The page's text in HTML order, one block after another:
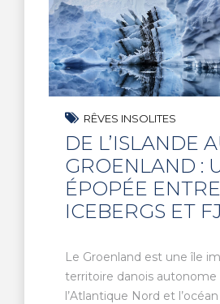
RÊVES INSOLITES
DE L’ISLANDE
GROENLAND :
ÉPOPÉE ENTRE
ICEBERGS ET
Le Groenland est une île
territoire danois
l’Atlantique Nord et